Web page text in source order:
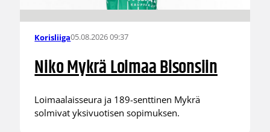
Korisliiga05.08.2026 09:37
Niko Mykrä Loimaa Bisonsiin
Loimaalaisseura ja 189-senttinen Mykrä
solmivat yksivuotisen sopimuksen.